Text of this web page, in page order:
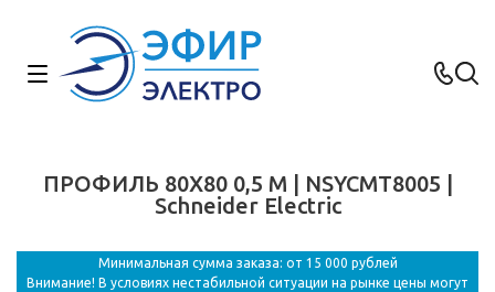
ПРОФИЛЬ 80Х80 0,5 М | NSYCMT8005 |
Schneider Electric
Минимальная сумма заказа: от 15 000 рублей
Внимание! В условиях нестабильной ситуации на рынке цены могут